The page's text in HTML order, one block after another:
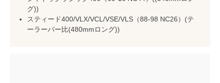
グ))
スティード400/VLX/VCL/VSE/VLS（88-98 NC26）(テ
ーラーバー比(480mmロング))